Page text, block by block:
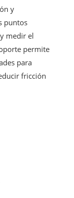
y
puntos
medir el
permite
para
fricción